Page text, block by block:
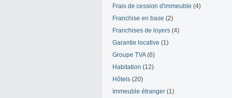
Frais de cession d'immeuble (4)
Franchise en base (2)
Franchises de loyers (4)
Garantie locative (1)
Groupe TVA(6)
Habitation (12)
Hôtels (20)
Immeuble étranger (1)